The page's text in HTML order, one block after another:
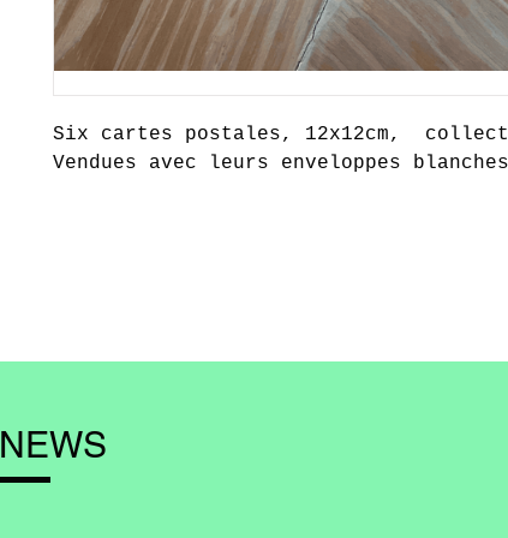
Six cartes postales, 12x12cm,
Vendues avec leurs enveloppes blanches
NEWS